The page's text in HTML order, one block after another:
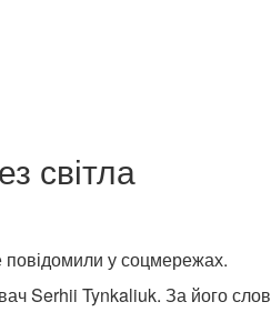
світла
у соцмережах.
Serhii Tynkaliuk. За його